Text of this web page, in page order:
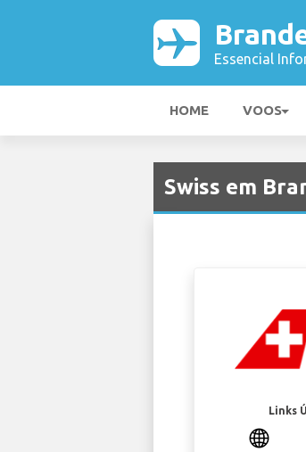
Essencial
HOME VOOS
Swiss em
Links